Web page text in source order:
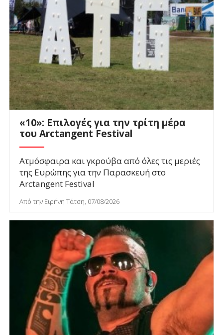
«10»: Επιλογές για την τρίτη μέρα
του Arctangent Festival
Ατμόσφαιρα και γκρούβα από όλες τις μεριές
της Ευρώπης για την Παρασκευή στο
Arctangent Festival
Από την Ειρήνη Τάτση, 07/08/2026